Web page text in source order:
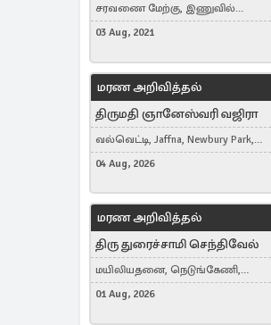
சரவணை மேற்கு, இணுவில்
கிழக்கு
03 Aug, 2021
மரண அறிவித்தல்
திருமதி ஞானேஸ்வரி வஜிரா
வல்வெட்டி, Jaffna, Newbury Park,
United Kingdom
04 Aug, 2026
மரண அறிவித்தல்
திரு துரைச்சாமி செந்திவேல்
மயிலியதனை, நெடுங்கேணி,
கம்பர்மலை
01 Aug, 2026